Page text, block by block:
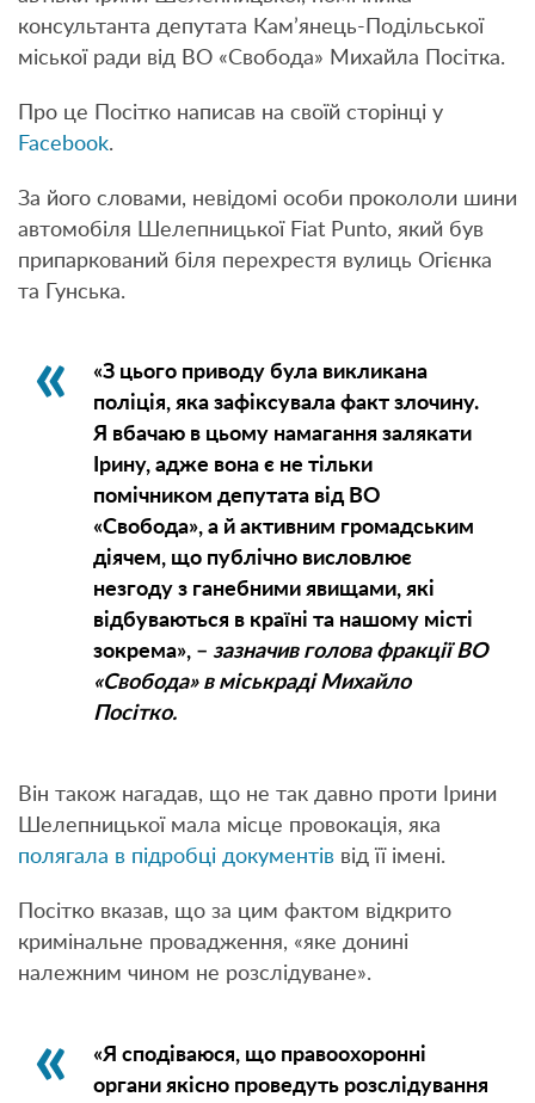
консультанта депутата Кам’янець-Подільської
міської ради від ВО «Свобода» Михайла Посітка.
Про це Посітко написав на своїй сторінці у
Facebook.
За його словами, невідомі особи прокололи шини
автомобіля Шелепницької Fiat Punto, який був
припаркований біля перехрестя вулиць Огієнка
та Гунська.
«З цього приводу була викликана
поліція, яка зафіксувала факт злочину.
Я вбачаю в цьому намагання залякати
Ірину, адже вона є не тільки
помічником депутата від ВО
«Свобода», а й активним громадським
діячем, що публічно висловлює
незгоду з ганебними явищами, які
відбуваються в країні та нашому місті
зокрема», – зазначив голова фракції ВО
«Свобода» в міськраді Михайло
Посітко.
Він також нагадав, що не так давно проти Ірини
Шелепницької мала місце провокація, яка
полягала в підробці документів від її імені.
Посітко вказав, що за цим фактом відкрито
кримінальне провадження, «яке донині
належним чином не розслідуване».
«Я сподіваюся, що правоохоронні
органи якісно проведуть розслідування